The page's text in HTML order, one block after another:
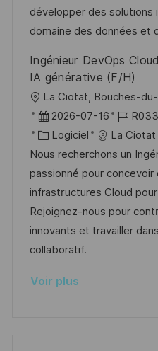
a
t
o
n
c
d
o
développer des solutions
domaine des données et
Ingénieur DevOps
IA générative (F/H)
o
c
a
l
i
s
a
t
o
La Ciotat, Bouches-
D
a
t
e
d
’
a
f
i
2026-07-16
R
é
f
é
r
e
n
C
a
t
é
g
o
r
e
Logiciel
La Ciotat
Nous recherchons un
passionné pour
infrastructures Cloud
Rejoignez-nous pour
innovants et travailler
collaboratif.
Voir plus